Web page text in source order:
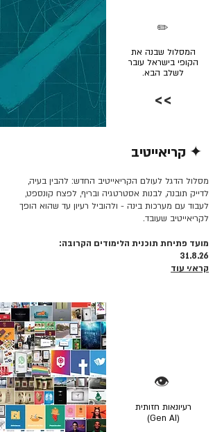
המסלול שבנה את
הקופי בישראל עובר
לשלב הבא.
✏️
>>
✦ קריאייטיב
מסלול הדגל לעולם הקריאייטיב החדש: להבין בעיה,
לדייק תובנה, לבנות אסטרטגיה ובריף, לפצח קונספט,
לעבוד עם מערכות בינה - ולהוביל רעיון עד שהוא הופך
לקריאייטיב שעובד.
מועד פתיחת תוכנית הלימודים הקרובה:
31.8.26
קרא/י עוד
👁️
רעיונאות חזותית
(Gen AI)